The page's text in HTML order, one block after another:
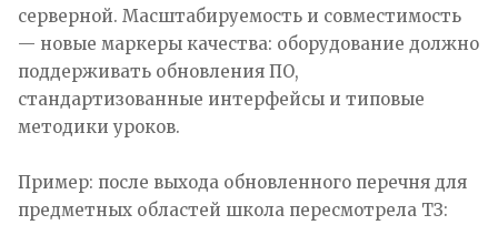
серверной. Масштабируемость и совместимость
— новые маркеры качества: оборудование должно
поддерживать обновления ПО,
стандартизованные интерфейсы и типовые
методики уроков.
Пример: после выхода обновленного перечня для
предметных областей школа пересмотрела ТЗ: